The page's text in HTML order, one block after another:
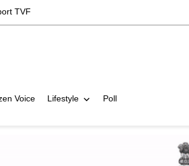
TVF
Voice Lifestyle Poll